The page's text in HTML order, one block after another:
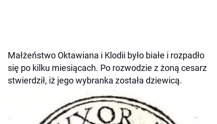
Małżeństwo Oktawiana i Klodii było białe i rozpadło
się po kilku miesiącach. Po rozwodzie z żoną cesarz
stwierdził, iż jego wybranka została dziewicą.